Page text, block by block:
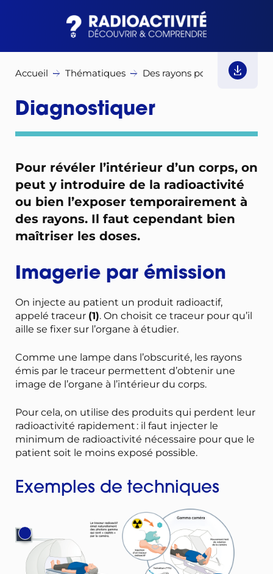
Accueil Thématiques Des rayons pour soigner
Diagnostiquer
Pour révéler l’intérieur d’un corps, on
peut y introduire de la radioactivité
ou bien l’exposer temporairement à
des rayons. Il faut cependant bien
maîtriser les doses.
Imagerie par émission
On injecte au patient un produit radioactif,
appelé traceur (1). On choisit ce traceur pour qu’il
aille se fixer sur l’organe à étudier.
Comme une lampe dans l’obscurité, les rayons
émis par le traceur permettent d’obtenir une
image de l’organe à l’intérieur du corps.
Pour cela, on utilise des produits qui perdent leur
radioactivité rapidement : il faut injecter le
minimum de radioactivité nécessaire pour que le
patient soit le moins exposé possible.
Exemples de techniques